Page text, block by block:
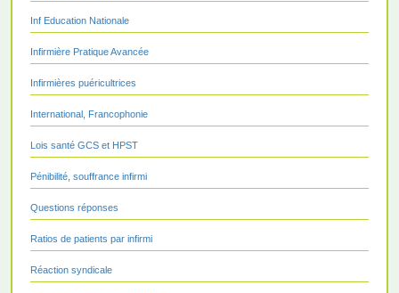
Inf Education Nationale
Infirmière Pratique Avancée
Infirmières puéricultrices
International, Francophonie
Lois santé GCS et HPST
Pénibilité, souffrance infirmi
Questions réponses
Ratios de patients par infirmi
Réaction syndicale